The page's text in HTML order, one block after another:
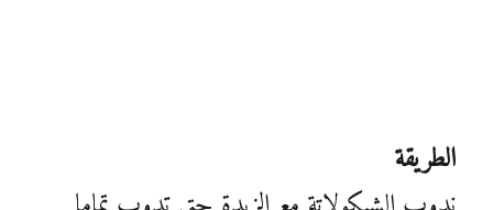
الطريقة